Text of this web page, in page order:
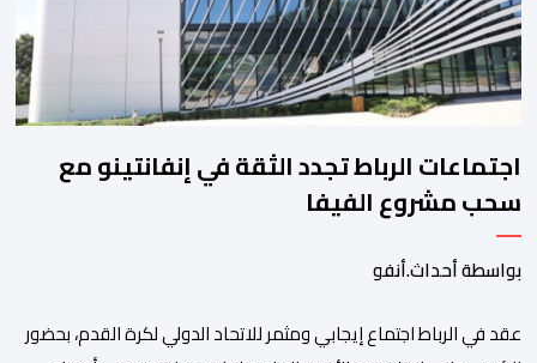
اجتماعات الرباط تجدد الثقة في إنفانتينو مع
سحب مشروع الفيفا
بواسطة أحداث.أنفو
عقد في الرباط اجتماع إيجابي ومثمر للاتحاد الدولي لكرة القدم، بحضور